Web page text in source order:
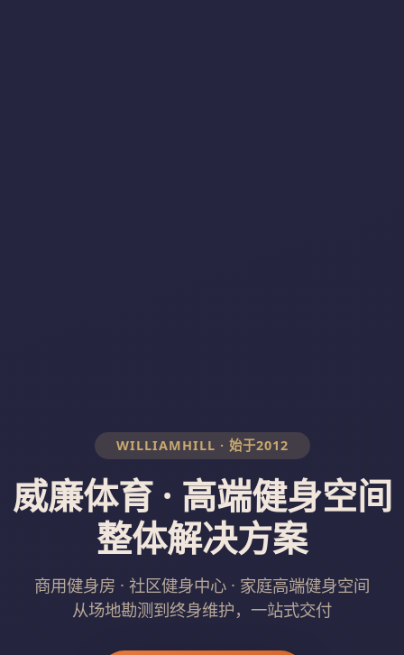
WILLIAMHILL · 始于2012
威廉体育 · 高端健身空间
整体解决方案
商用健身房 · 社区健身中心 · 家庭高端健身空间
从场地勘测到终身维护，一站式交付